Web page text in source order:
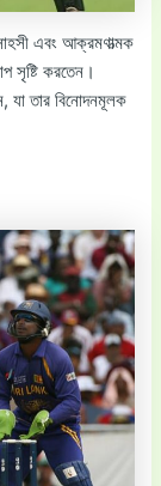
এবং আক্রমণাত্মক
সৃষ্টি করতেন।
যা তার বিনোদনমূলক